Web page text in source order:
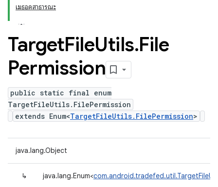
เมธอดสาธารณะ
TargetFileUtils.File
Permission
public static final enum
TargetFileUtils.FilePermission
extends Enum<TargetFileUtils.FilePermission>
java.lang.Object
↳ java.lang.Enum<